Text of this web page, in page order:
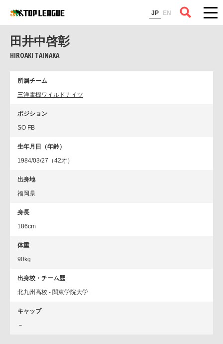
JP EN
コラム
田井中啓彰
HIROAKI TAINAKA
所属チーム
三洋電機ワイルドナイツ
ポジション
SO FB
生年月日（年齢）
1984/03/27（42才）
出身地
福岡県
身長
186cm
体重
90kg
出身校・チーム歴
北九州高校 - 関東学院大学
キャップ
－